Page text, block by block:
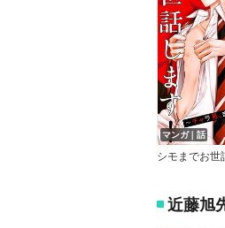
マンガ｜話
近藤旭